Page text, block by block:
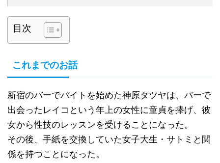
目次
これまでのお話
新宿のバーでバイトを始めた神原タツヤは、バーで
出会ったレイコという年上の女性に童貞を捧げ、彼
女から性技のレッスンを受けることになった。
その後、手紙を交換していた女子大生・サトミと関
係を持つことになった。